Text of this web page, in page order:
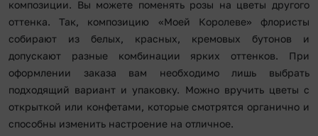
композиции. Вы можете поменять розы на цветы другого
оттенка. Так, композицию «Моей Королеве» флористы
собирают из белых, красных, кремовых бутонов и
допускают разные комбинации ярких оттенков. При
оформлении заказа вам необходимо лишь выбрать
подходящий вариант и упаковку. Можно вручить цветы с
открыткой или конфетами, которые смотрятся органично и
способны изменить настроение на отличное.